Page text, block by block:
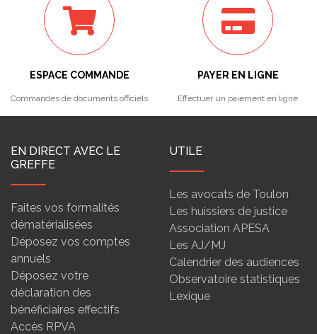
ESPACE COMMANDE
Commandes de documents officiels
PAYER EN LIGNE
Effectuer un paiement en ligne
EN DIRECT AVEC LE
GREFFE
Faites vos formalités
dématérialisées
Déposez vos comptes
annuels
Déposez votre
déclaration des
bénéficiaires effectifs
Accès RPVA
UTILE
Les avocats de Toulon
Les huissiers de justice
Association APESA
Les AJ/MJ
Calendrier des audiences
Observatoire statistiques
Lexique